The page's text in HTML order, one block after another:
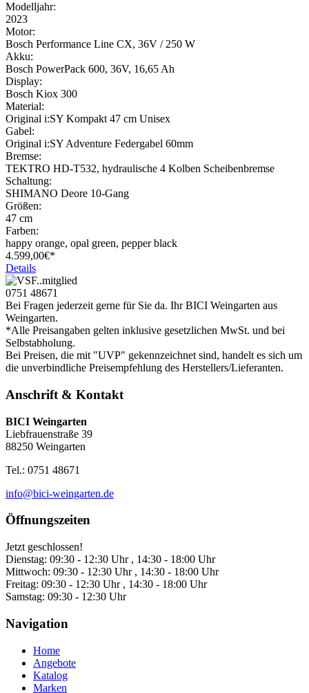
Modelljahr:
2023
Motor:
Bosch Performance Line CX, 36V / 250 W
Akku:
Bosch PowerPack 600, 36V, 16,65 Ah
Display:
Bosch Kiox 300
Material:
Original i:SY Kompakt 47 cm Unisex
Gabel:
Original i:SY Adventure Federgabel 60mm
Bremse:
TEKTRO HD-T532, hydraulische 4 Kolben Scheibenbremse
Schaltung:
SHIMANO Deore 10-Gang
Größen:
47 cm
Farben:
happy orange, opal green, pepper black
4.599,00€*
Details
0751 48671
Bei Fragen jederzeit gerne für Sie da. Ihr BICI Weingarten aus
Weingarten.
*Alle Preisangaben gelten inklusive gesetzlichen MwSt. und bei
Selbstabholung.
Bei Preisen, die mit "UVP" gekennzeichnet sind, handelt es sich um
die unverbindliche Preisempfehlung des Herstellers/Lieferanten.
Anschrift & Kontakt
BICI Weingarten
Liebfrauenstraße 39
88250 Weingarten
Tel.: 0751 48671
info@bici-weingarten.de
Öffnungszeiten
Jetzt geschlossen!
Dienstag: 09:30 - 12:30 Uhr , 14:30 - 18:00 Uhr
Mittwoch: 09:30 - 12:30 Uhr , 14:30 - 18:00 Uhr
Freitag: 09:30 - 12:30 Uhr , 14:30 - 18:00 Uhr
Samstag: 09:30 - 12:30 Uhr
Navigation
Home
Angebote
Katalog
Marken